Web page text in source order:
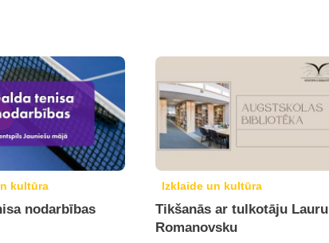
kultūra
nodarbības
Izklaide un kultūra
Tikšanās ar tulkotāju Lauru
Romanovsku